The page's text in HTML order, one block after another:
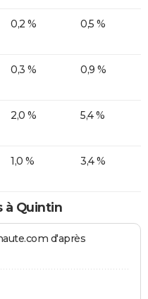
0,2 % 0,5 %
0,3 % 0,9 %
2,0 % 5,4 %
1,0 % 3,4 %
à Quintin
d'après